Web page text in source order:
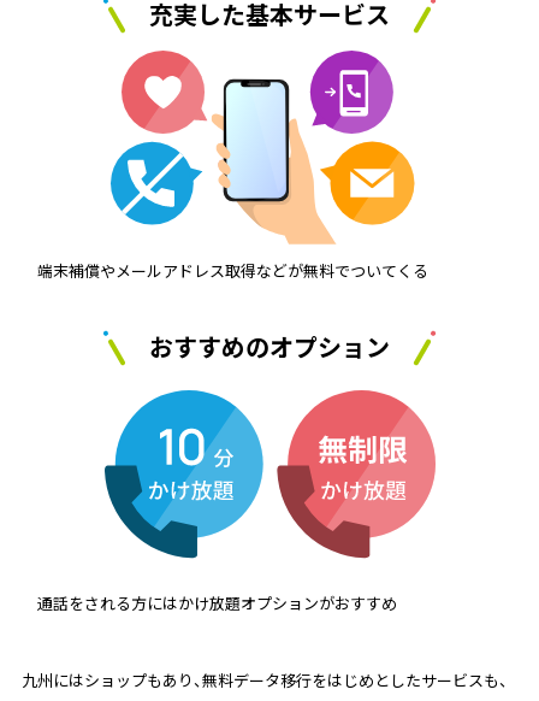
充実した基本サービス
端末補償やメールアドレス取得などが無料でついてくる
おすすめのオプション
通話をされる方にはかけ放題オプションがおすすめ
九州にはショップもあり、無料データ移行をはじめとしたサービスも、